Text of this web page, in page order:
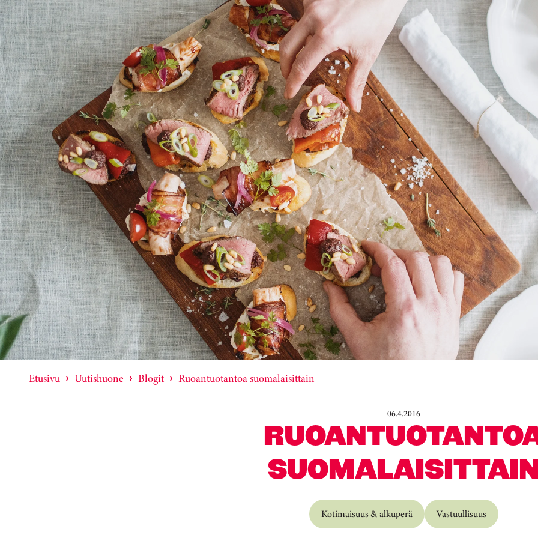
Etusivu Uutishuone Blogit Ruoantuotantoa suomalaisittain
06.4.2016
Kotimaisuus & alkuperä Vastuullisuus